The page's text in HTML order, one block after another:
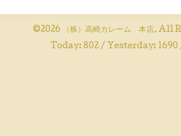
©2026 （株）高崎カレーム 本店. All
Today: 802 / Yesterday: 1690